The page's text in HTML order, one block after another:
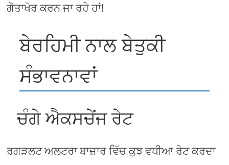
ਗੋਤਾਖੋਰ ਕਰਨ ਜਾ ਰਹੇ ਹਾਂ!
ਬੇਰਹਿਮੀ ਨਾਲ ਬੇਤੁਕੀ
ਸੰਭਾਵਨਾਵਾਂ
ਚੰਗੇ ਐਕਸਚੇਂਜ ਰੇਟ
ਰਗੜਲਟ ਅਲਟਰਾ ਬਾਜ਼ਾਰ ਵਿੱਚ ਕੁਝ ਵਧੀਆ ਰੇਟ ਕਰਦਾ